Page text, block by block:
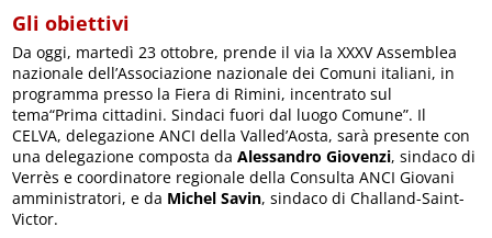
Gli obiettivi
Da oggi, martedì 23 ottobre, prende il via la XXXV Assemblea
nazionale dell’Associazione nazionale dei Comuni italiani, in
programma presso la Fiera di Rimini, incentrato sul
tema“Prima cittadini. Sindaci fuori dal luogo Comune”. Il
CELVA, delegazione ANCI della Valled’Aosta, sarà presente con
una delegazione composta daAlessandro Giovenzi, sindaco di
Verrès e coordinatore regionale della Consulta ANCI Giovani
amministratori, e da Michel Savin, sindaco di Challand-Saint-
Victor.